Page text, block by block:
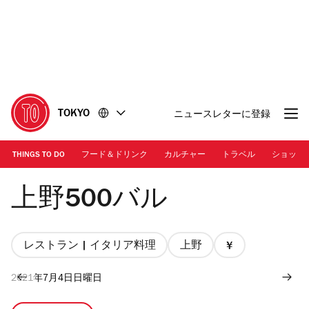
に
移
動
移
動
TOKYO ニュースレターに登録
THINGS TO DO フード＆ドリンク カルチャー トラベル ショッピ
上野500バル | 上野500バル
上野500バル
レストラン | イタリア料理 上野
価
2021年7月4日日曜日